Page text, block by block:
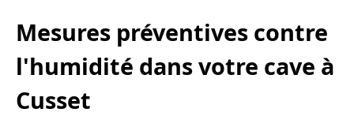
Mesures préventives contre
l'humidité dans votre cave à
Cusset